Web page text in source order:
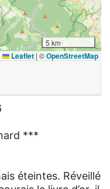
5 km
Leaflet | ©OpenStreetMap
***
éteintes. Réveillé